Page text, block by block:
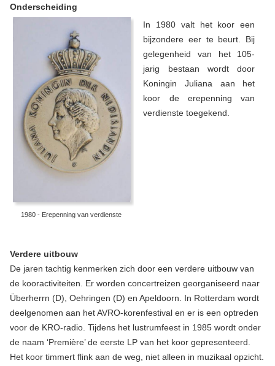
Onderscheiding
1980 - Erepenning van verdienste
In 1980 valt het koor een
bijzondere eer te beurt. Bij
gelegenheid van het 105-
jarig bestaan wordt door
Koningin Juliana aan het
koor de erepenning van
verdienste toegekend.
Verdere uitbouw
De jaren tachtig kenmerken zich door een verdere uitbouw van
de kooractiviteiten. Er worden concertreizen georganiseerd naar
Überherrn (D), Oehringen (D) en Apeldoorn. In Rotterdam wordt
deelgenomen aan het AVRO-korenfestival en er is een optreden
voor de KRO-radio. Tijdens het lustrumfeest in 1985 wordt onder
de naam ‘Première’ de eerste LP van het koor gepresenteerd.
Het koor timmert flink aan de weg, niet alleen in muzikaal opzicht.